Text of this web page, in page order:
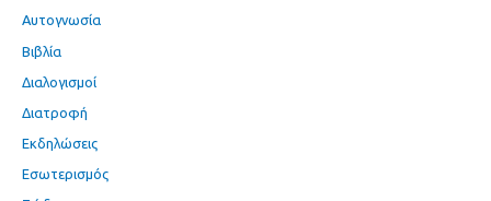
Αυτογνωσία
Βιβλία
Διαλογισμοί
Διατροφή
Εκδηλώσεις
Εσωτερισμός